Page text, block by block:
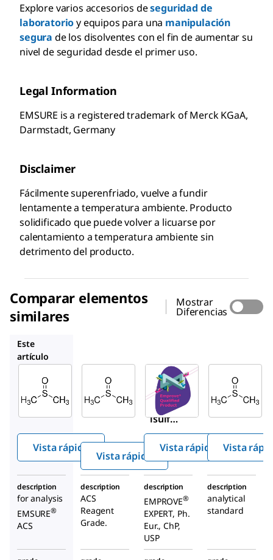
Explore varios accesorios deseguridad de
laboratorioy equipos para una manipulación
segura de los disolventes con el fin de aumentar su
nivel de seguridad desde el primer uso.
Legal Information
EMSURE is a registered trademark of Merck KGaA,
Darmstadt, Germany
Disclaimer
Fácilmente superenfriado, vuelve a fundir
lentamente a temperatura ambiente. Producto
solidificado que puede volver a licuarse por
calentamiento a temperatura ambiente sin
detrimento del producto.
Comparar elementos
similares
Mostrar
Diferencias
Este
artículo
102952
Dimeti
Vista rápida
Sigma-
Aldrich
317275
Dimeti
lsulfóx
ido
Vista rápida
137117
Dimeti
Vista rápida
Vista
description
for analysis
EMSURE®
ACS
description
ACS
Reagent
Grade.
description
EMPROVE®
EXPERT, Ph.
Eur., ChP,
USP
description
analytical
standard